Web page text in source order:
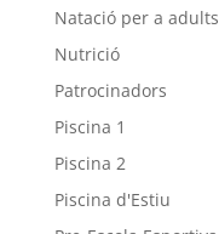
Natació per a adults
Nutrició
Patrocinadors
Piscina 1
Piscina 2
Piscina d'Estiu